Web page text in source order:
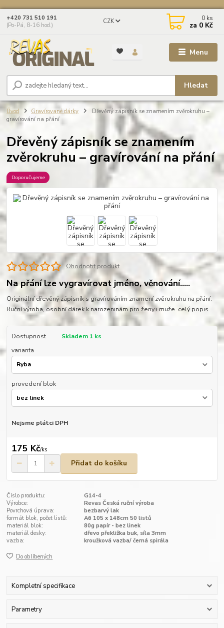
Menu
CZK
Hledat
+420 731 510 191
(Po-Pá, 8-16 hod.)
0 ks
za 0 Kč
Úvod Gravírované dárky
Dřevěný zápisník se znamením zvěrokruhu –
gravírování na přání
Dřevěný zápisník se znamením
zvěrokruhu – gravírování na přání
Doporučujeme
Ohodnotit produkt
Na přání lze vygravírovat jméno, věnování.....
Originální dřevěný zápisník s gravírováním znamení zvěrokruhu na přání.
Ruční výroba, osobní dárek k narozeninám pro ženy i muže. celý popis
Dostupnost
Skladem 1 ks
varianta
provedení blok
Nejsme plátci DPH
175 Kč/ks
Přidat do košíku
Číslo produktu:
G14-4
Výrobce:
Revas Česká ruční výroba
Povrchová úprava:
bezbarvý lak
formát blok, počet listů:
A6 105 x 148cm 50 listů
materiál blok:
80g papír - bez linek
materiál desky:
dřevo překližka buk, síla 3mm
vazba:
kroužková vazba/ černá spirála
Do oblíbených
Kompletní specifikace
Parametry